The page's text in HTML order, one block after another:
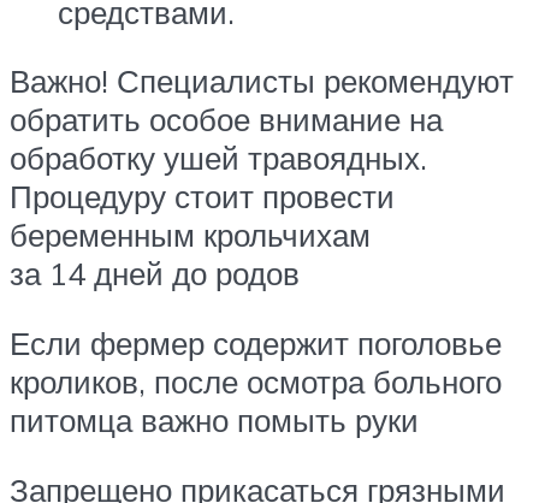
средствами.
Важно! Специалисты рекомендуют
обратить особое внимание на
обработку ушей травоядных.
Процедуру стоит провести
беременным крольчихам
за 14 дней до родов
Если фермер содержит поголовье
кроликов, после осмотра больного
питомца важно помыть руки
Запрещено прикасаться грязными